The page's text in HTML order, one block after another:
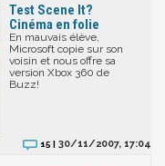
Test Scene It?
Cinéma en folie
En mauvais élève,
Microsoft copie sur son
voisin et nous offre sa
version Xbox 360 de
Buzz!
15 | 30/11/2007, 17:04